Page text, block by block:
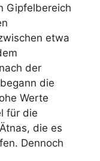
Gipfelbereich
etwa
der
die
Werte
für die
die es
Dennoch